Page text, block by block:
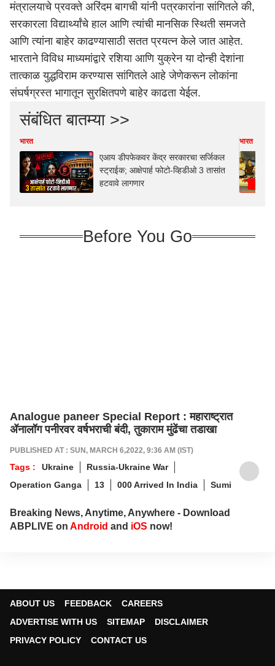
मंत्रालयाचे प्रवक्ते अरिंदम बागची यांनी पत्रकारांना सांगितले की,
सरकारला विद्यार्थ्यांचे हाल आणि त्यांची मानसिक स्थिती समजते
आणि त्यांना बाहेर काढण्यासाठी सतत प्रयत्न केले जात आहेत.
भारताने विविध माध्यमांद्वारे रशिया आणि युक्रेन या दोन्ही देशांना
तात्काळ युद्धविराम करण्यास सांगितले आहे जेणेकरून लोकांना
संघर्षग्रस्त भागातून सुरक्षितपणे बाहेर काढता येईल.
संबंधित बातम्या >>
भारत
एआय डीपफेकवर केंद्र सरकारचा सर्जिकल
स्ट्राईक; आक्षेपार्ह फोटो-व्हिडीओ 3 तासांत
हटवावे लागणार
भारत
Before You Go
Analogue paneer Special Report : महाराष्ट्रात
ॲनालॉग पनीरवर वर्षभराची बंदी, तुकाराम मुंढेंचा तडाखा
PUBLISHED AT : SUN, MARCH 6,2022, 9:36 AM (IST)
Tags : Ukraine
Russia-Ukraine War
Operation Ganga
13 000 Arrived In India Sumi
Breaking News, Anytime, Anywhere - Download
ABPLIVE on Android and iOS now!
ABOUT US FEEDBACK
CAREERS
ADVERTISE WITH US
SITEMAP
DISCLAIMER
PRIVACY POLICY
CONTACT US